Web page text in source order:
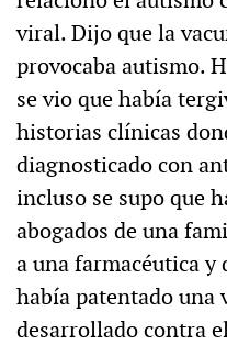
viral. Dijo que la
provocaba autismo.
se vio que había
historias clínicas
diagnosticado con
incluso se supo que
abogados de una
a una farmacéutica y
había patentado una
desarrollado contra